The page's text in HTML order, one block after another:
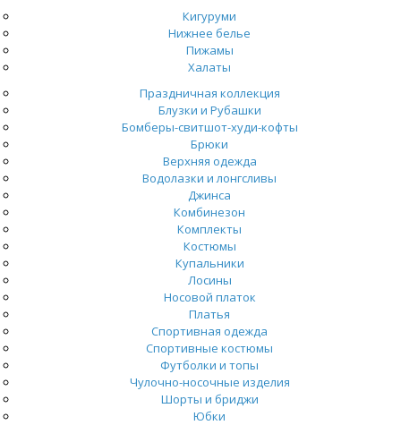
Кигуруми
Нижнее белье
Пижамы
Халаты
Праздничная коллекция
Блузки и Рубашки
Бомберы-свитшот-худи-кофты
Брюки
Верхняя одежда
Водолазки и лонгсливы
Джинса
Комбинезон
Комплекты
Костюмы
Купальники
Лосины
Носовой платок
Платья
Спортивная одежда
Спортивные костюмы
Футболки и топы
Чулочно-носочные изделия
Шорты и бриджи
Юбки